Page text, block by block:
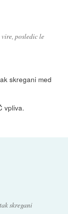
posledic le
skregani med
vpliva.
skregani